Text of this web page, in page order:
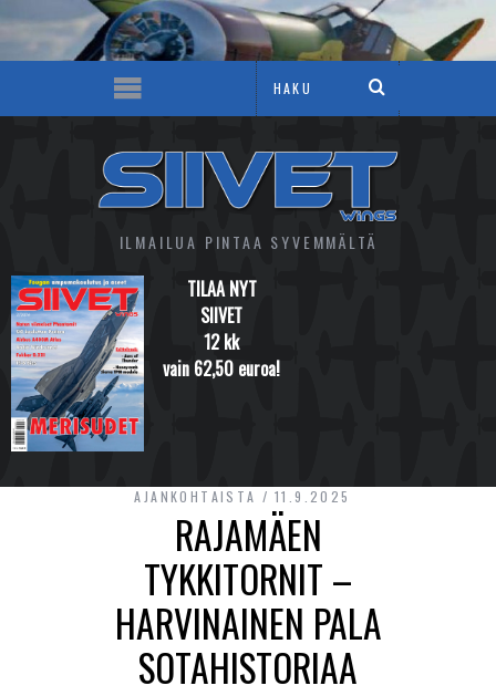
ILMAILUA PINTAA SYVEMMÄLTÄ
TILAA NYT
SIIVET
12 kk
vain 62,50 euroa!
AJANKOHTAISTA 11.9.2025
RAJAMÄEN
TYKKITORNIT –
HARVINAINEN PALA
SOTAHISTORIAA